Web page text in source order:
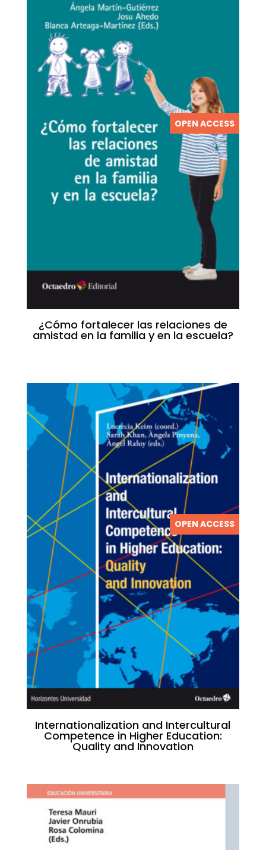
OPEN ACCESS
¿Cómo fortalecer las relaciones de
amistad en la familia y en la escuela?
OPEN ACCESS
Internationalization and Intercultural
Competence in Higher Education:
Quality and Innovation